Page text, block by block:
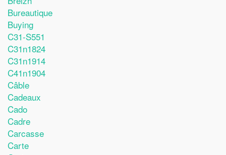
Bureautique
Buying
C31-S551
C31n1824
C31n1914
C41n1904
Câble
Cadeaux
Cado
Cadre
Carcasse
Carte